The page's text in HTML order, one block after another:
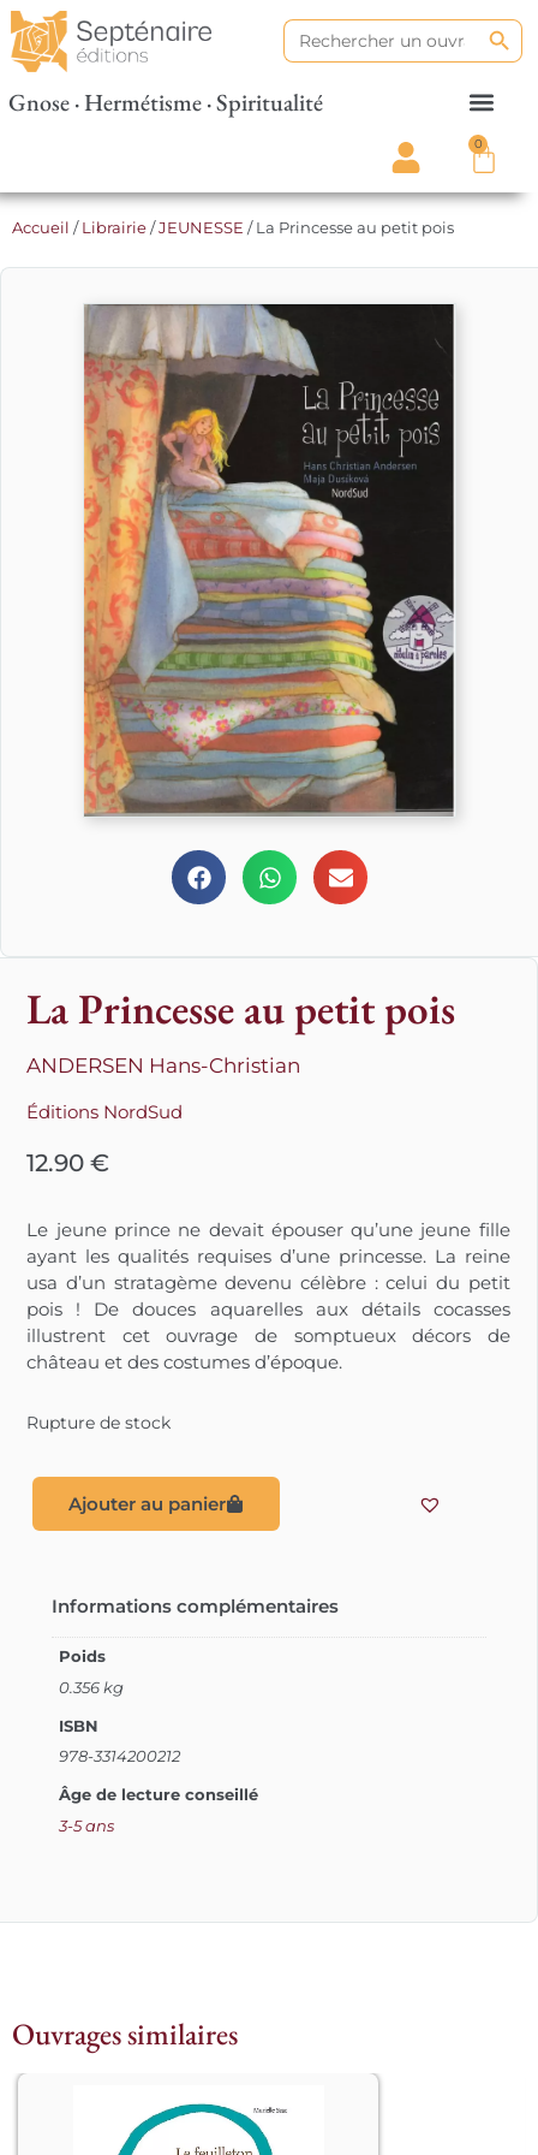
Search
for:
Gnose · Hermétisme · Spiritualité
0
Accueil /Librairie/JEUNESSE / La Princesse au petit pois
La Princesse au petit pois
ANDERSEN Hans-Christian
Éditions NordSud
12.90€
Le jeune prince ne devait épouser qu’une jeune fille
ayant les qualités requises d’une princesse. La reine
usa d’un stratagème devenu célèbre : celui du petit
pois ! De douces aquarelles aux détails cocasses
illustrent cet ouvrage de somptueux décors de
château et des costumes d’époque.
Rupture de stock
Ajouter au panier
Informations complémentaires
Poids
0.356 kg
ISBN
978-3314200212
Âge de lecture conseillé
3-5 ans
Ouvrages similaires